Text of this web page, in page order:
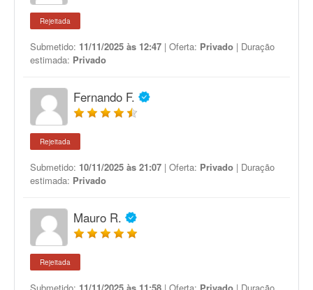
Rejeitada
Submetido: 11/11/2025 às 12:47 | Oferta: Privado | Duração
estimada: Privado
Fernando F.
Rejeitada
Submetido: 10/11/2025 às 21:07 | Oferta: Privado | Duração
estimada: Privado
Mauro R.
Rejeitada